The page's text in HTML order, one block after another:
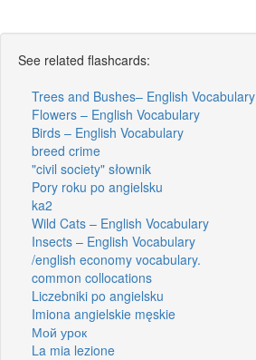
See related flashcards:
Trees and Bushes– English Vocabulary
Flowers – English Vocabulary
Birds – English Vocabulary
breed crime
"civil society" słownik
Pory roku po angielsku
ka2
Wild Cats – English Vocabulary
Insects – English Vocabulary
/english economy vocabulary.
common collocations
Liczebniki po angielsku
Imiona angielskie męskie
Мой урок
La mia lezione